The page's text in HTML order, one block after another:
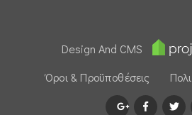
Design And CMS
Όροι & Προϋποθέσεις